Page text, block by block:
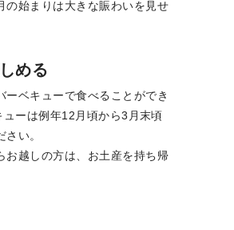
の始まりは大きな賑わいを見せ
める
ーベキューで食べることができ
ーは例年12月頃から3月末頃
い。
お越しの方は、お土産を持ち帰